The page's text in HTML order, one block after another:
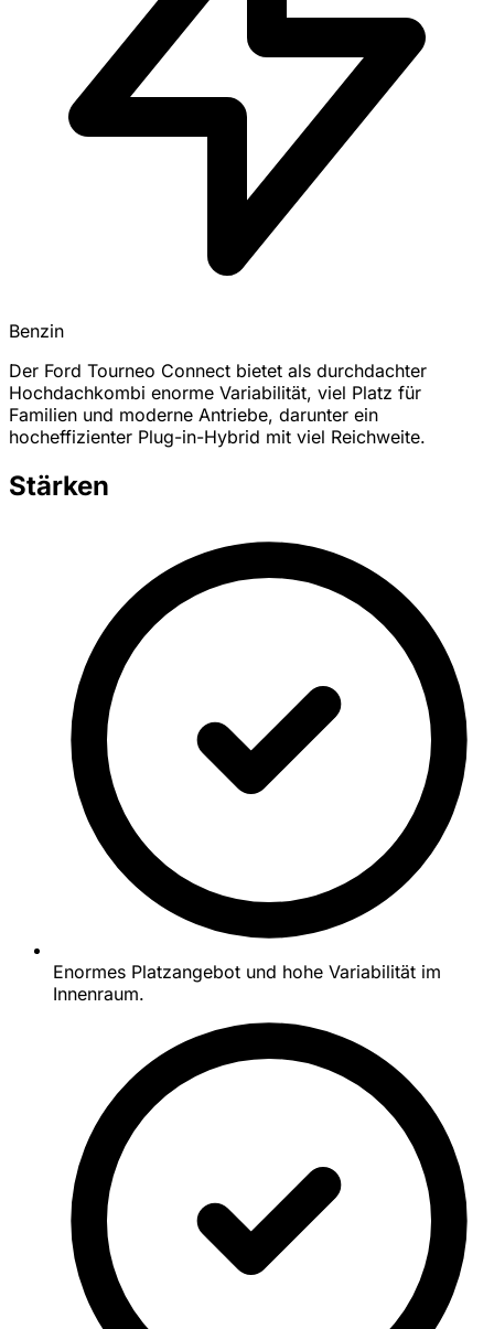
Benzin
Der Ford Tourneo Connect bietet als durchdachter
Hochdachkombi enorme Variabilität, viel Platz für
Familien und moderne Antriebe, darunter ein
hocheffizienter Plug-in-Hybrid mit viel Reichweite.
Stärken
Enormes Platzangebot und hohe Variabilität im
Innenraum.